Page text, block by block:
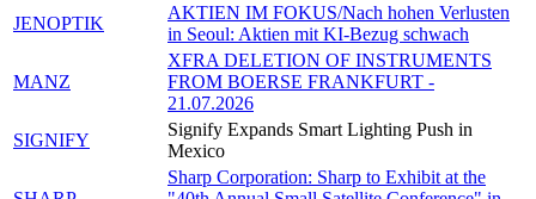
JENOPTIK
AKTIEN IM FOKUS/Nach hohen Verlusten
in Seoul: Aktien mit KI-Bezug schwach
MANZ
XFRA DELETION OF INSTRUMENTS
FROM BOERSE FRANKFURT -
21.07.2026
SIGNIFY
Signify Expands Smart Lighting Push in
Mexico
Sharp Corporation: Sharp to Exhibit at the